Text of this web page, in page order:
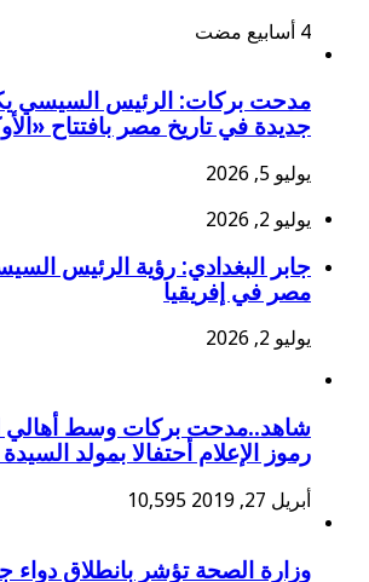
مدحت بركات: الرئيس السيسي
جديدة في تاريخ مصر بافتتاح
يوليو 5, 2026
يوليو 2, 2026
جابر البغدادي: رؤية الرئيس
مصر في إفريقيا
يوليو 2, 2026
شاهد..مدحت بركات وسط أهالي
رموز الإعلام أحتفالا بمولد
أبريل 27, 2019 10,595
وزارة الصحة تؤشر بانطلاق دواء